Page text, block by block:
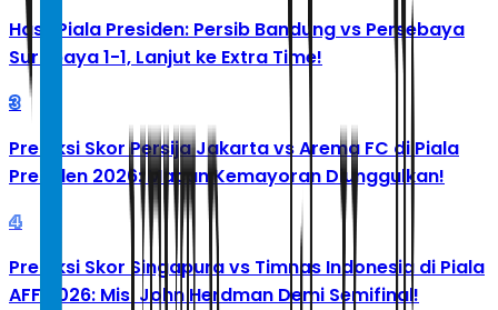
Hasil Piala Presiden: Persib Bandung vs Persebaya
Surabaya 1-1, Lanjut ke Extra Time!
3
Prediksi Skor Persija Jakarta vs Arema FC di Piala
Presiden 2026: Macan Kemayoran Diunggulkan!
4
Prediksi Skor Singapura vs Timnas Indonesia di Piala
AFF 2026: Misi John Herdman Demi Semifinal!